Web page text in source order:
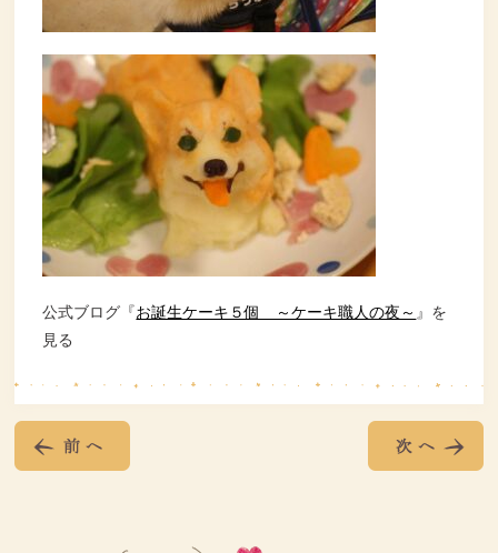
公式ブログ『お誕生ケーキ５個 ～ケーキ職人の夜～ 』を
見る